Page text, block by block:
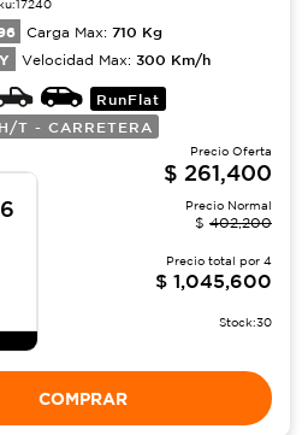
17240
Carga Max: 710 Kg
Y Velocidad Max: 300 Km/h
RunFlat
H/T - CARRETERA
Precio Oferta
$ 261,400
Precio Normal
$ 402,200
Precio total por 4
$ 1,045,600
Stock:30
COMPRAR